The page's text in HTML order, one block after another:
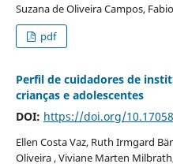
Suzana de Oliveira Campos,
pdf
Perfil de cuidadores de
crianças e adolescentes
DOI: https://doi.org/
Ellen Costa Vaz, Ruth Irmgard
Oliveira , Viviane Marten